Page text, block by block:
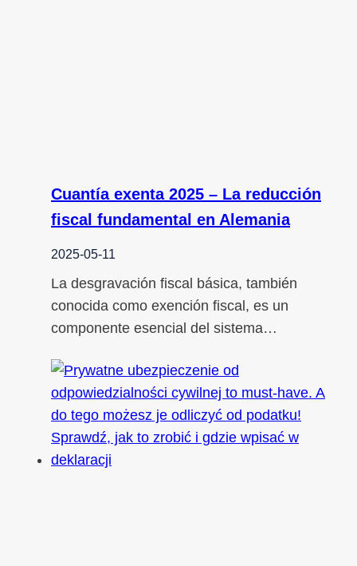
Cuantía exenta 2025 – La reducción
fiscal fundamental en Alemania
2025-05-11
La desgravación fiscal básica, también
conocida como exención fiscal, es un
componente esencial del sistema…